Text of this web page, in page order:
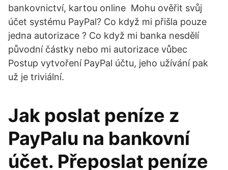
bankovnictví, kartou online Mohu ověřit svůj
účet systému PayPal? Co když mi přišla pouze
jedna autorizace ? Co když mi banka nesdělí
původní částky nebo mi autorizace vůbec
Postup vytvoření PayPal účtu, jeho užívání pak
už je triviální.
Jak poslat peníze z
PayPalu na bankovní
účet. Přeposlat peníze